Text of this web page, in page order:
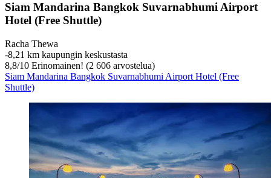
Siam Mandarina Bangkok Suvarnabhumi Airport
Hotel (Free Shuttle)
Racha Thewa
‐8,21 km kaupungin keskustasta
8,8/10 Erinomainen! (2 606 arvostelua)
Siam Mandarina Bangkok Suvarnabhumi Airport Hotel (Free
Shuttle)